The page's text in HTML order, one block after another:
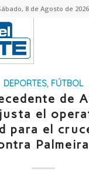
8 de Agosto de 2026
DEPORTES, FÚTBOL
de
el
para el